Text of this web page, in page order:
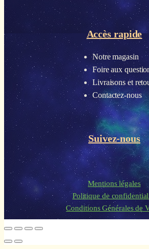
Accès rapide
Notre magasin
Foire aux
Livraisons et
Contactez-nous
Suivez-nous
Mentions légales
Politique de
Conditions Générales de